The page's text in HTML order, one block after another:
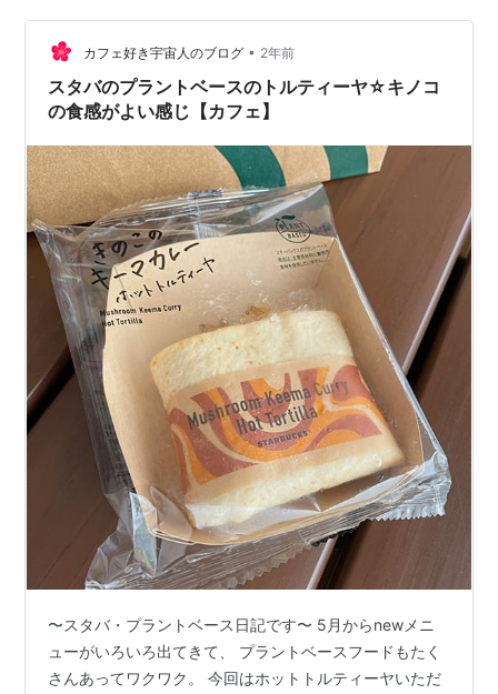
煮詰めた汁を濾して残ったのがおからである。味は無調
整であれば豆腐とほぼ同じで、大豆特有の青臭さがあ
る。この風味を好む人も多いが、飲…
カフェ好き宇宙人のブログ • 2年前
スタバのプラントベースのトルティーヤ☆キノコ
の食感がよい感じ【カフェ】
〜スタバ・プラントベース日記です〜 5月からnewメニ
ューがいろいろ出てきて、 プラントベースフードもたく
さんあってワクワク。 今回はホットトルティーヤいただ